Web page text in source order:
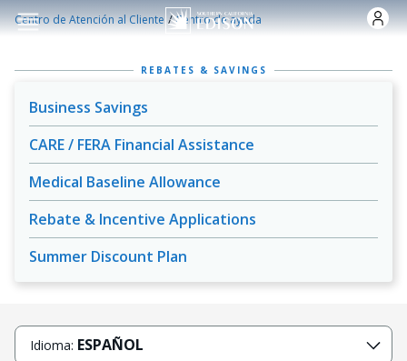
Pasar al contenido principal
Centro de Atención al Cliente /Centro de ayuda
REBATES & SAVINGS
Business Savings
CARE / FERA Financial Assistance
Medical Baseline Allowance
Rebate & Incentive Applications
Summer Discount Plan
Idioma: ESPAÑOL